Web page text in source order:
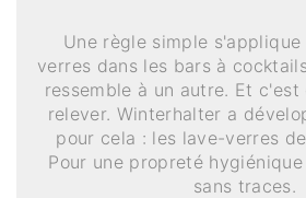
Une règle simple
verres dans les bars à
ressemble à un autre. Et
relever. Winterhalter a
pour cela : les lave-verres
Pour une propreté
sans traces.